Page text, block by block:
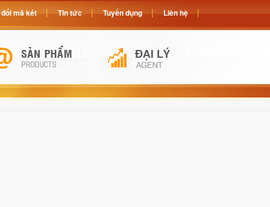
mã két Tin tức Tuyển dụng Liên hệ